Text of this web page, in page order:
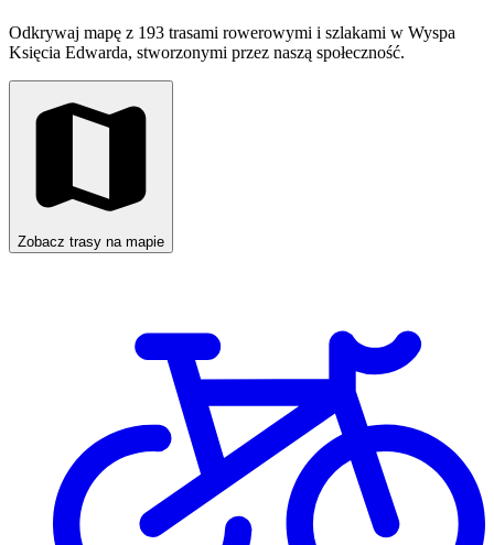
Odkrywaj mapę z 193 trasami rowerowymi i szlakami w Wyspa
Księcia Edwarda, stworzonymi przez naszą społeczność.
Zobacz trasy na mapie